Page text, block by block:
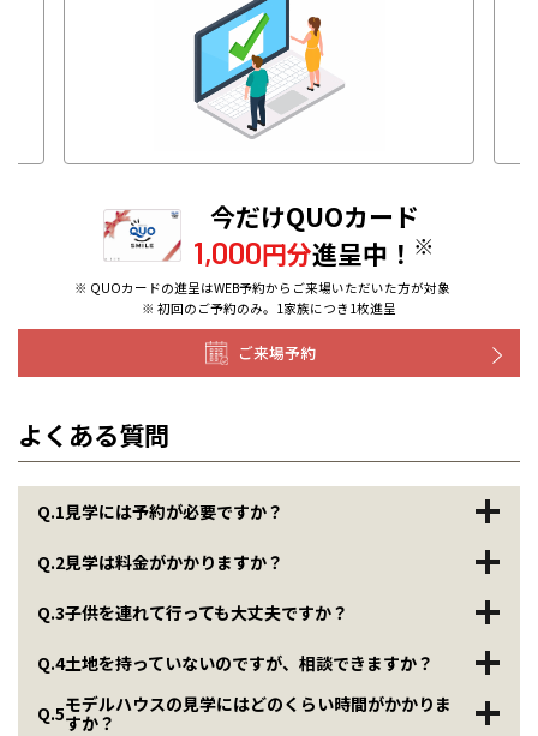
今だけQUOカード
1,000円分進呈中！ ※
※ QUOカードの進呈はWEB予約からご来場いただいた方が対象
※ 初回のご予約のみ。1家族につき1枚進呈
ご来場予約
よくある質問
Q.1見学には予約が必要ですか？
Q.2見学は料金がかかりますか？
Q.3子供を連れて行っても大丈夫ですか？
Q.4土地を持っていないのですが、相談できますか？
Q.5モデルハウスの見学にはどのくらい時間がかかりま
すか？